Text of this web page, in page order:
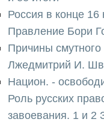
Россия в конце
Правление Бори
Причины
Лжедмитрий И.
Национ. -
Роль русских
завоевания. 1 и 2